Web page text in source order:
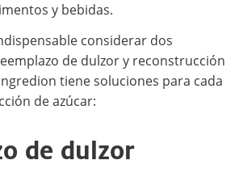
y bebidas.
considerar dos
de dulzor y reconstrucción
tiene soluciones para cada
de azúcar:
de dulzor